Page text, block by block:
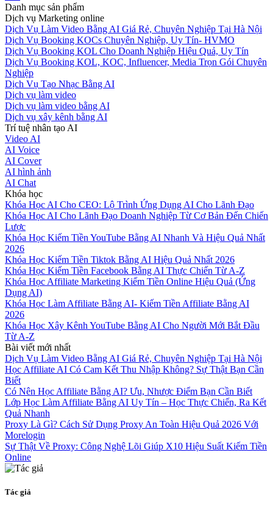
Danh mục sản phẩm
Dịch vụ Marketing online
Dịch Vụ Làm Video Bằng AI Giá Rẻ, Chuyên Nghiệp Tại Hà Nội
Dịch Vụ Booking KOCs Chuyên Nghiệp, Uy Tín- HVMO
Dịch Vụ Booking KOL Cho Doanh Nghiệp Hiệu Quả, Uy Tín
Dịch Vụ Booking KOL, KOC, Influencer, Media Trọn Gói Chuyên
Nghiệp
Dịch Vụ Tạo Nhạc Bằng AI
Dịch vụ làm video
Dịch vụ làm video bằng AI
Dịch vụ xây kênh bằng AI
Trí tuệ nhân tạo AI
Video AI
AI Voice
AI Cover
AI hình ảnh
AI Chat
Khóa học
Khóa Học AI Cho CEO: Lộ Trình Ứng Dụng AI Cho Lãnh Đạo
Khóa Học AI Cho Lãnh Đạo Doanh Nghiệp Từ Cơ Bản Đến Chiến
Lược
Khóa Học Kiếm Tiền YouTube Bằng AI Nhanh Và Hiệu Quả Nhất
2026
Khóa Học Kiếm Tiền Tiktok Bằng AI Hiệu Quả Nhất 2026
Khóa Học Kiếm Tiền Facebook Bằng AI Thực Chiến Từ A-Z
Khóa Học Affiliate Marketing Kiếm Tiền Online Hiệu Quả (Ứng
Dụng AI)
Khóa Học Làm Affiliate Bằng AI- Kiếm Tiền Affiliate Bằng AI
2026
Khóa Học Xây Kênh YouTube Bằng AI Cho Người Mới Bắt Đầu
Từ A-Z
Bài viết mới nhất
Dịch Vụ Làm Video Bằng AI Giá Rẻ, Chuyên Nghiệp Tại Hà Nội
Học Affiliate AI Có Cam Kết Thu Nhập Không? Sự Thật Bạn Cần
Biết
Có Nên Học Affiliate Bằng AI? Ưu, Nhược Điểm Bạn Cần Biết
Lớp Học Làm Affiliate Bằng AI Uy Tín – Học Thực Chiến, Ra Kết
Quả Nhanh
Proxy Là Gì? Cách Sử Dụng Proxy An Toàn Hiệu Quả 2026 Với
Morelogin
Sự Thật Về Proxy: Công Nghệ Lõi Giúp X10 Hiệu Suất Kiếm Tiền
Online
Tác giả